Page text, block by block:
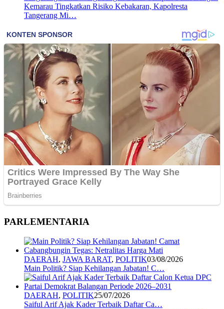
Kemarau Tingkatkan Risiko Kebakaran, Kapolresta
Tangerang Mi…
PARLEMENTARIA
DAERAH, JAWA BARAT, POLITIK03/08/2026
Main Politik? Siap Kehilangan Jabatan! C…
DAERAH, POLITIK25/07/2026
Saiful Arif Ajak Kader Terbaik Daftar Ca…